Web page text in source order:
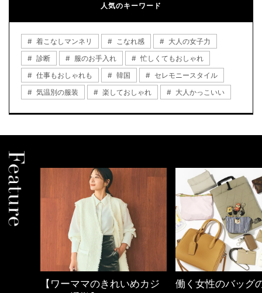
人気のキーワード
着こなしマンネリ こなれ感
大人の女子力
診断
服のお手入れ
忙しくてもおしゃれ
仕事もおしゃれも
韓国
セレモニースタイル
気温別の服装
楽しておしゃれ 大人かっこいい
れいめカジ 働く女性のバッグの中身 40代の小顔